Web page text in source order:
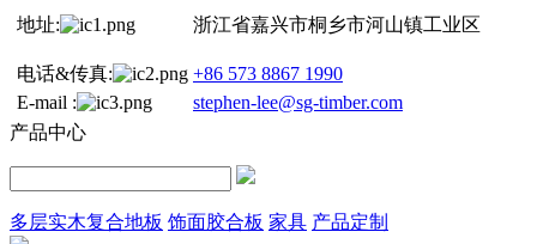
地址: 浙江省嘉兴市桐乡市河山镇工业区
电话&传真:
+86 573 8867 1990
E-mail :
stephen-lee@sg-timber.com
产品中心
多层实木复合地板 饰面胶合板 家具 产品定制